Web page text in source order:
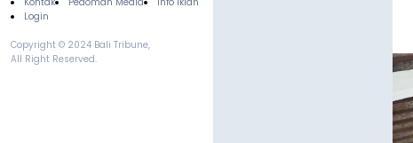
Footer
Login
Copyright © 2024 Bali Tribune,
All Right Reserved.